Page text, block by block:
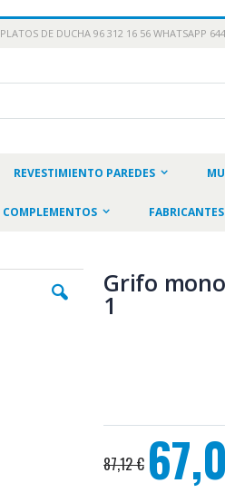
PLATOS DE DUCHA 96 312 16 56 WHATSAPP
REVESTIMIENTO PAREDES
COMPLEMENTOS FABRICANTES
Grifo
1
87,12 €
Precio
especial